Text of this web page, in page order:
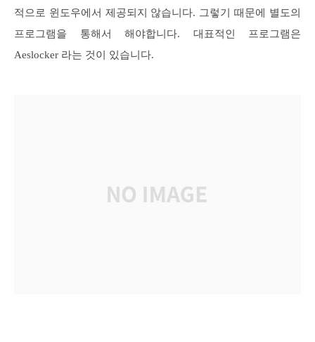
적으로 윈도우에서 제공되지 않습니다. 그렇기 때문에 별도의
프로그램을 통해서 해야합니다. 대표적인 프로그램은
Aeslocker 라는 것이 있습니다.